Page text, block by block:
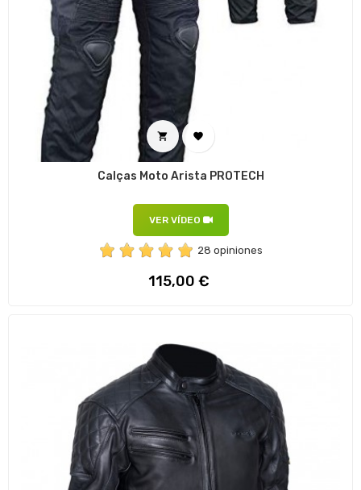
 
Calças Moto Arista PROTECH
VER VÍDEO
28 opiniones
Preço
115,00 €